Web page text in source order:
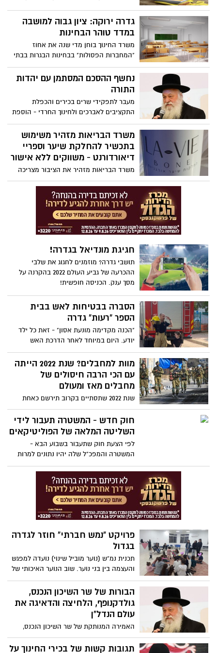
גדרה ירוקה: ציון גבוה למושבה
במדד טוהר הבחינות
משרד החינוך בוחן מדי שנה את אחוז
"המחברות הפסולות" בבחינות הבגרות בבתי
הספר התיכונים בישראל. הממוצע הארצי
עומד על 0.8% וגדרה קיבלה ציון של 0.2%, ציון
נמוך משמעותית מהממוצע הארצי, המעיד על
נחשף ההסכם המסתמן עם יהדות
התורה
מעבר לתפקידי שרים בכירים והכפלת
התקציבים לאברכים ולחינוך החרדי - הוספת
חופים נפרדים נוספים, איסור ייצור חשמל
בשבת, מתווה שיאפשר להעניק פטור
אוטומטי לתלמידי הישיבות מגיוס לצה"ל,
העדפה לחרדים במינויים לחברות
הממשלתיות, יתוגברו לימודי התנ"ך לחילונים,
שילמדו גם תלמוד, ערים חרדיות נוספות יזכו
להנחות בתחבורה הציבורית, מתן אפשרות
לבצע הפרדה מגדרית באירועים במרחב
הציבורי, מתן בלעדיות לרבנות בתחום הגיור
וביטול רפורמות שמנעו שליטת הרבנים
בציבור החרדי, הממשלה תקים גם מכונים
חדשים בשליטה חרדית. גם לבן גביר יש
דרישה חדשה ומפתיעה והוא מצהיר - "אם
לא תתקבל הדרישה - לא תקום ממשלה".
משרד הבריאות מזהיר משימוש
בתכשיר להחלקת שיער וספריי
דיאורדורנט - משווקים ללא אישור
משרד הבריאות מזהיר את הציבור מצריכה
ורכישה של המוצרים VIE BONE HAIR
שמשווקים ללא רישיון תקף ממשרד הבריאות
חגיגת מונדיאל בגדרה!
תושבי גדרה? מוזמנים לחגוג את שלבי
ההכרעה של גביע העולם 2022 בהקרנה על
מסך ענק. הכניסה חופשית!
הסברה בבטיחות לאש בבית
הספר "רעות" גדרה
"הכנה מקדימה מונעת אסון" - זאת כל ילד
יודע. היום במיוחד לאחר הדרכת האש
שקיבלו תלמידי בית הספר "רעות"
מוות למחבלים? שנת 2022 הייתה
עם הכי הרבה חיסולים של
מחבלים מאז ומעולם
שנת 2022 שתסתיים בקרוב תירשם כאחת
השנים עם החיסולים הרבים ביותר של
מחבלים פלסטינים - 150 פלסטינים, בשלוש
גזרות שונות, חמישה מתוכם ביממה האחרונה
אומרים כי 130 מתוך ההרוגים היו מעורבים
חוק חדש - המשטרה תעבור לידי
השליטה המלאה של הפוליטיקאים
לפי הצעת חוק שתעבור בשבוע הבא -
המשטרה והמפכ"ל שלה יהיו נתונים למרות
של הממשלה וכפופים לשר – כלומר
הפוליטיקאים ישלטו בשלטון החוק וייהנו
מזכויות חסרות תקדים על המשטרה. הצעת
החוק נותנת לשר השפעה משמעותית על
מדיניות האגף שחוקר גם פוליטיקאים מכהנים
פרויקט "נמש חברתי" חוזר לגדרה
בגדול
תכנית נמ"ש (נוער מוביל שינוי) נועדה למפגש
והעצמה בין בני נוער. שוב הנוער האיכותי של
גדרה לוקח חלק בעוד פרויקט מבורך. צפו
בכתבה
הבורות של שר השיכון הנכנס,
גולדקנופף, הלחיצה והדאיגה את
עולם הנדל"ן
האמירה המנותקת של שר השיכון הנכנס,
יצחק גולדנקופף מיהדות התורה, לפיה הוא
"אינו רואה משבר דיור ולא יודע שיש משבר
תגובות קשות של בכירי החינוך על